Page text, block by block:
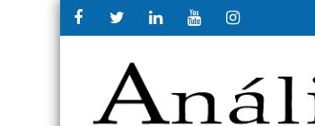
Salto rápido al contenido
Navegación principal
Contenido principal
Barra lateral